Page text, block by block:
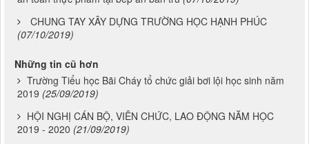
CHUNG TAY XÂY DỰNG TRƯỜNG HỌC HẠNH PHÚC
(07/10/2019)
Những tin cũ hơn
Trường Tiểu học Bãi Cháy tổ chức giải bơi lội học sinh năm
2019 (25/09/2019)
HỘI NGHỊ CÁN BỘ, VIÊN CHỨC, LAO ĐỘNG NĂM HỌC
2019 - 2020 (21/09/2019)